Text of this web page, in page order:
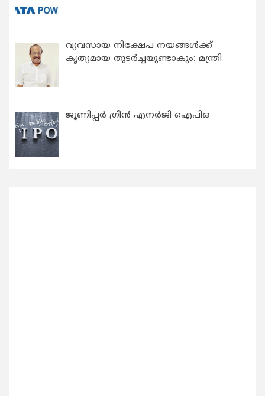
വ്യവസായ നിക്ഷേപ നയങ്ങള്‍ക്ക്
കൃത്യമായ തുടര്‍ച്ചയുണ്ടാകും: മന്ത്രി
ജൂണിപ്പർ ഗ്രീൻ എനർജി ഐപിഒ